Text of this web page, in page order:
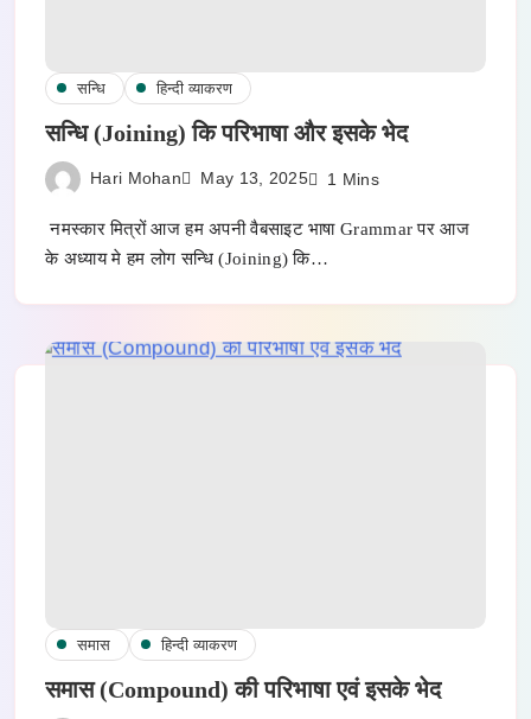
सन्धि हिन्दी व्याकरण
सन्धि (Joining) कि परिभाषा और इसके भेद
Hari Mohan May 13, 2025 1 Mins
नमस्कार मित्रों आज हम अपनी वैबसाइट भाषा Grammar पर आज
के अध्याय मे हम लोग सन्धि (Joining) कि…
समास हिन्दी व्याकरण
समास (Compound) की परिभाषा एवं इसके भेद